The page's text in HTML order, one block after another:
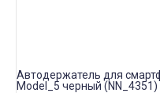
Автодержатель для
Model_5 черный (NN_4351)